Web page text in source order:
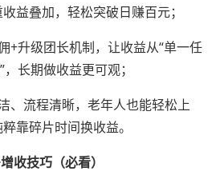
益叠加，轻松突破日赚百元；
+升级团长机制，让收益从“单一任
长期做收益更可观；
、流程清晰，老年人也能轻松上
靠碎片时间换收益。
收技巧（必看）